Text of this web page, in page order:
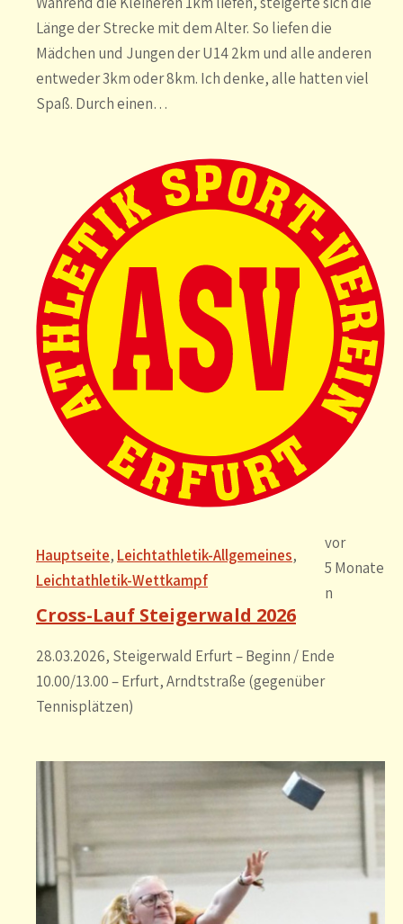
Länge der Strecke mit dem Alter. So liefen die
Mädchen und Jungen der U14 2km und alle anderen
entweder 3km oder 8km. Ich denke, alle hatten viel
Spaß. Durch einen…
Hauptseite, Leichtathletik-Allgemeines
Leichtathletik-Wettkampf
vor
5 Monate
n
Cross-Lauf Steigerwald 2026
28.03.2026, Steigerwald Erfurt – Beginn / Ende
10.00/13.00 – Erfurt, Arndtstraße (gegenüber
Tennisplätzen)